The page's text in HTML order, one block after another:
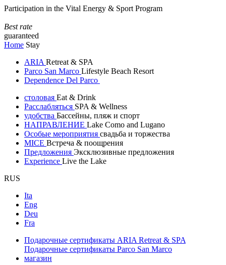
Participation in the Vital Energy & Sport Program
Best rate
guaranteed
Home Stay
ARIA Retreat & SPA
Parco San Marco Lifestyle Beach Resort
Dependence Del Parco
столовая Eat & Drink
Расслабляться SPA & Wellness
удобства Бассейны, пляж и спорт
НАПРАВЛЕНИЕ Lake Como and Lugano
Особые мероприятия свадьба и торжества
MICE Встреча & поощрения
Предложения Эксклюзивные предложения
Experience Live the Lake
RUS
Ita
Eng
Deu
Fra
Подарочные сертификаты ARIA Retreat & SPA
Подарочные сертификаты Parco San Marco
магазин